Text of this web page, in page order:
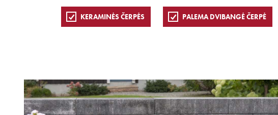
KERAMINĖS ČERPĖS PALEMA DVIBANGĖ ČERPĖ